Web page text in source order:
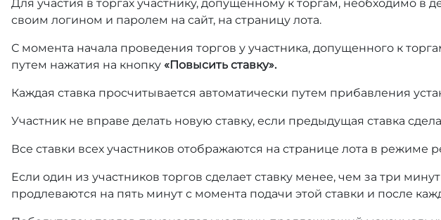
Для участия в торгах участнику, допущенному к торгам, необходимо в
своим логином и паролем на сайт, на страницу лота.
С момента начала проведения торгов у участника, допущенного к
путем нажатия на кнопку «Повысить ставку».
Каждая ставка просчитывается автоматически путем прибавления
Участник не вправе делать новую ставку, если предыдущая ставка
Все ставки всех участников отображаются на странице лота в режиме
Если один из участников торгов сделает ставку менее, чем за три
продлеваются на пять минут с момента подачи этой ставки и после